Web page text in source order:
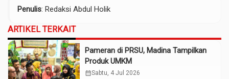
Penulis: Redaksi Abdul Holik
ARTIKEL TERKAIT
Pameran di PRSU, Madina Tampilkan
Produk UMKM
calendar_monthSabtu, 4 Jul 2026